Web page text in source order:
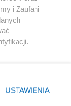
Youtube
i Zaufani
prywatności
USTAWIENIA